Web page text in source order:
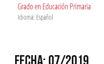
Grado en Educación Primaria
Idioma: Español